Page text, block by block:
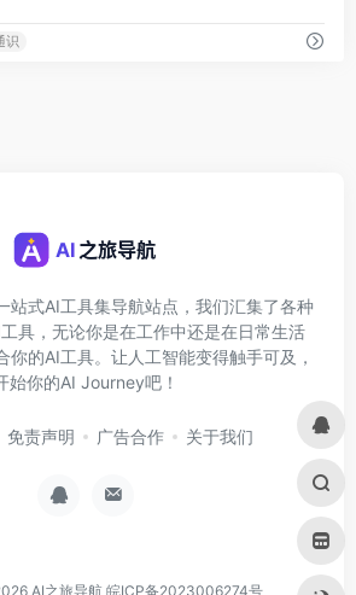
识
站式AI工具集导航站点，我们汇集了各种
具，无论你是在工作中还是在日常生活
你的AI工具。让人工智能变得触手可及，
始你的AI Journey吧！
免责声明 广告合作 关于我们
AI之旅导航 皖ICP备2023006274号